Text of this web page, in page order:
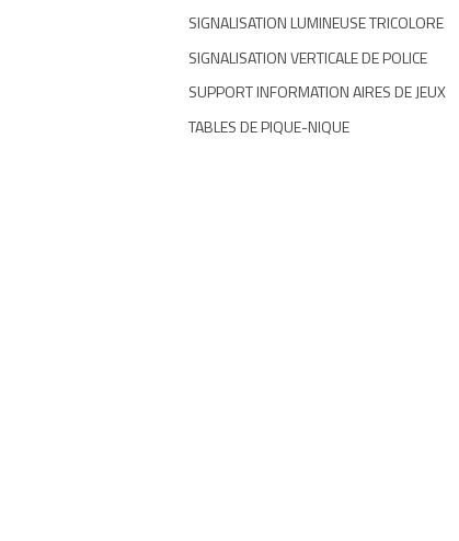
SIGNALISATION LUMINEUSE TRICOLORE
SIGNALISATION VERTICALE DE POLICE
SUPPORT INFORMATION AIRES DE JEUX
TABLES DE PIQUE-NIQUE